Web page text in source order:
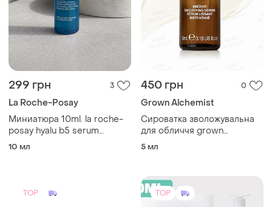
299 грн 3
La Roche-Posay
Миниатюра 10ml. la roche-
posay hyalu b5 serum
увлажняющая сыворотка с
10 мл
450 грн 0
Grown Alchemist
Сироватка зволожувальна
для обличчя grown
alchemist instant smoothing
5 мл
TOP TOP